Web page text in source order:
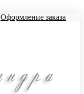
Оформление заказа